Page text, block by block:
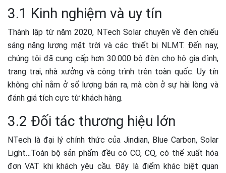
3.1 Kinh nghiệm và uy tín
Thành lập từ năm 2020, NTech Solar chuyên về đèn chiếu
sáng năng lượng mặt trời và các thiết bị NLMT. Đến nay,
chúng tôi đã cung cấp hơn 30.000 bộ đèn cho hộ gia đình,
trang trại, nhà xưởng và công trình trên toàn quốc. Uy tín
không chỉ nằm ở số lượng bán ra, mà còn ở sự hài lòng và
đánh giá tích cực từ khách hàng.
3.2 Đối tác thương hiệu lớn
NTech là đại lý chính thức của Jindian, Blue Carbon, Solar
Light…Toàn bộ sản phẩm đều có CO, CQ, có thể xuất hóa
đơn VAT khi khách yêu cầu. Đây là điểm khác biệt quan